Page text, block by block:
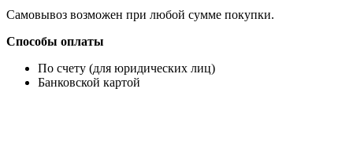
Самовывоз возможен при любой сумме покупки.
Способы оплаты
По счету (для юридических лиц)
Банковской картой